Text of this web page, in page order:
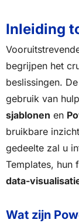
Inleiding
begrijpen het
beslissingen.
gebruik van
sjablonen en
bruikbare
gedeelte zal u
Templates, hun
data-
Wat zijn